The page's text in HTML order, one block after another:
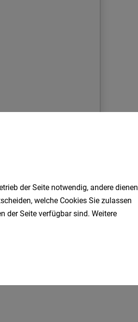
der Seite notwendig, andere dienen
welche Cookies Sie zulassen
der Seite verfügbar sind. Weitere